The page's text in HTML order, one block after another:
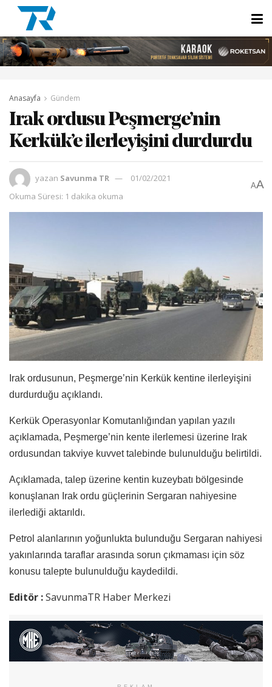
Anasayfa Gündem
Irak ordusu Peşmerge’nin
Kerkük’e ilerleyişini durdurdu
yazan Savunma TR
01/02/2021
Okuma Süresi: 1 dakika okuma
AA
Irak ordusunun, Peşmerge’nin Kerkük kentine ilerleyişini
durdurduğu açıklandı.
Kerkük Operasyonlar Komutanlığından yapılan yazılı
açıklamada, Peşmerge’nin kente ilerlemesi üzerine Irak
ordusundan takviye kuvvet talebinde bulunulduğu belirtildi.
Açıklamada, talep üzerine kentin kuzeybatı bölgesinde
konuşlanan Irak ordu güçlerinin Sergaran nahiyesine
ilerlediği aktarıldı.
Petrol alanlarının yoğunlukta bulunduğu Sergaran nahiyesi
yakınlarında taraflar arasında sorun çıkmaması için söz
konusu talepte bulunulduğu kaydedildi.
Editör :SavunmaTR Haber Merkezi